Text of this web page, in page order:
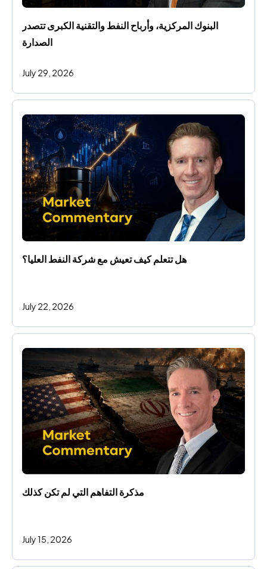
البنوك المركزية، وأرباح النفط والتقنية الكبرى تتصدر
الصدارة
July 29, 2026
هل تتعلم كيف تعيش مع شركة النفط العليا؟
July 22, 2026
مذكرة التفاهم التي لم تكن كذلك
July 15, 2026